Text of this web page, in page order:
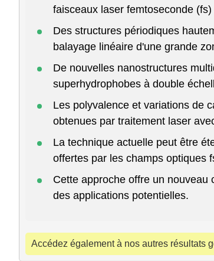
faisceaux laser femtoseconde
Des structures périodiques
balayage linéaire d'une grande
De nouvelles nanostructures
superhydrophobes à double
Les polyvalence et variations de
obtenues par traitement laser
La technique actuelle peut être
offertes par les champs optiques
Cette approche offre un
des applications potentielles.
Accédez également à nos autres résultats